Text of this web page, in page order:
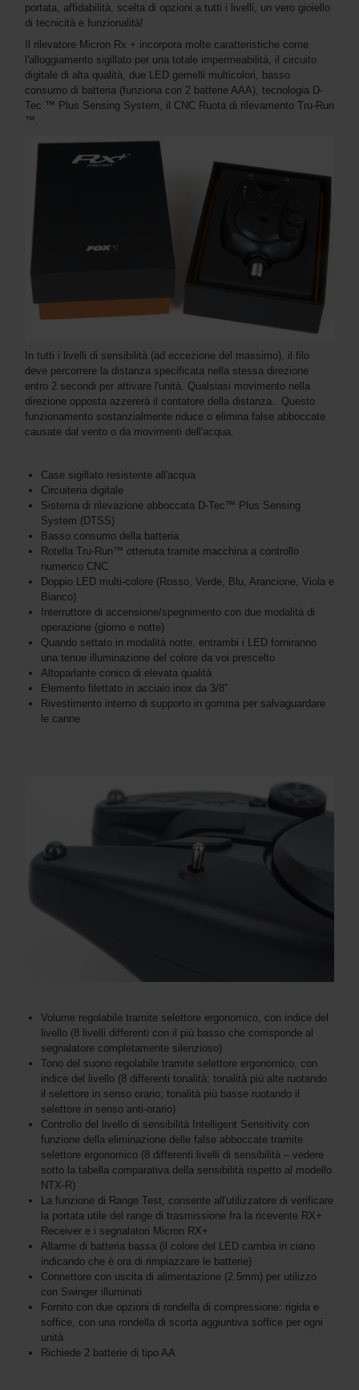
portata, affidabilità, scelta di opzioni a tutti i livelli, un vero gioiello
di tecnicità e funzionalità!
Il rilevatore Micron Rx + incorpora molte caratteristiche come
l'alloggiamento sigillato per una totale impermeabilità, il circuito
digitale di alta qualità, due LED gemelli multicolori, basso
consumo di batteria (funziona con 2 batterie AAA), tecnologia D-
Tec ™ Plus Sensing System, il CNC Ruota di rilevamento Tru-Run
™.
In tutti i livelli di sensibilità (ad eccezione del massimo), il filo
deve percorrere la distanza specificata nella stessa direzione
entro 2 secondi per attivare l'unità. Qualsiasi movimento nella
direzione opposta azzererà il contatore della distanza. Questo
funzionamento sostanzialmente riduce o elimina false abboccate
causate dal vento o da movimenti dell'acqua.
Case sigillato resistente all'acqua
Circuiteria digitale
Sistema di rilevazione abboccata D-Tec™ Plus Sensing
System (DTSS)
Basso consumo della batteria
Rotella Tru-Run™ ottenuta tramite macchina a controllo
numerico CNC
Doppio LED multi-colore (Rosso, Verde, Blu, Arancione, Viola e
Bianco)
Interruttore di accensione/spegnimento con due modalità di
operazione (giorno e notte)
Quando settato in modalità notte, entrambi i LED forniranno
una tenue illuminazione del colore da voi prescelto
Altoparlante conico di elevata qualità
Elemento filettato in acciaio inox da 3/8”
Rivestimento interno di supporto in gomma per salvaguardare
le canne
Volume regolabile tramite selettore ergonomico, con indice del
livello (8 livelli differenti con il più basso che corrisponde al
segnalatore completamente silenzioso)
Tono del suono regolabile tramite selettore ergonomico, con
indice del livello (8 differenti tonalità; tonalità più alte ruotando
il selettore in senso orario, tonalità più basse ruotando il
selettore in senso anti-orario)
Controllo del livello di sensibilità Intelligent Sensitivity con
funzione della eliminazione delle false abboccate tramite
selettore ergonomico (8 differenti livelli di sensibilità – vedere
sotto la tabella comparativa della sensibilità rispetto al modello
NTX-R)
La funzione di Range Test, consente all'utilizzatore di verificare
la portata utile del range di trasmissione fra la ricevente RX+
Receiver e i segnalatori Micron RX+
Allarme di batteria bassa (il colore del LED cambia in ciano
indicando che è ora di rimpiazzare le batterie)
Connettore con uscita di alimentazione (2.5mm) per utilizzo
con Swinger illuminati
Fornito con due opzioni di rondella di compressione: rigida e
soffice, con una rondella di scorta aggiuntiva soffice per ogni
unità
Richiede 2 batterie di tipo AA